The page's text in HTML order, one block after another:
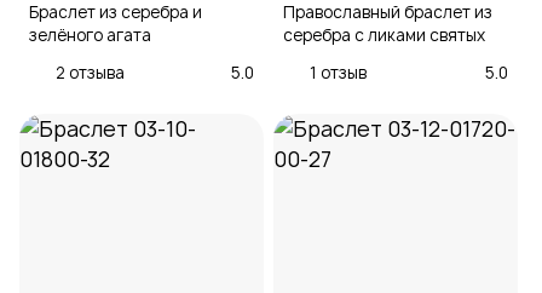
Браслет из серебра и
зелёного агата
2 отзыва
5.0
Православный браслет из
серебра с ликами святых
1 отзыв
5.0